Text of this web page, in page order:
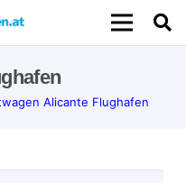
Alicante Flughafen